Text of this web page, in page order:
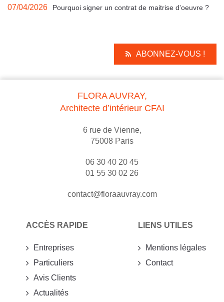
07/04/2026 Pourquoi signer un contrat de maitrise d'oeuvre ?
ABONNEZ-VOUS !
FLORA AUVRAY,
Architecte d’intérieur CFAI
6 rue de Vienne,
75008 Paris
06 30 40 20 45
01 55 30 02 26
contact@floraauvray.com
ACCÈS RAPIDE
Entreprises
Particuliers
Avis Clients
Actualités
LIENS UTILES
Mentions légales
Contact